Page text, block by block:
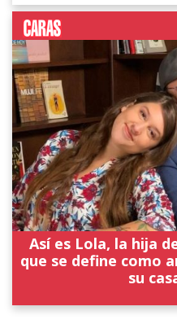
Así es Lola, la hija
que se define como
su